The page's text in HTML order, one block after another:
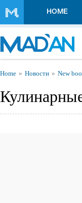
HOME
You are
Home Новости New